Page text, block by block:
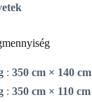
: 350 cm × 140 cm
: 350 cm × 110 cm